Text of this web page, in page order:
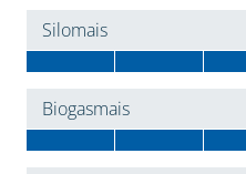
Silomais
Biogasmais